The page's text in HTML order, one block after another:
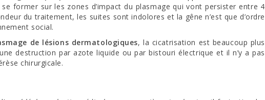
former sur les zones d’impact du plasmage qui vont persister entre 4
du traitement, les suites sont indolores et la gêne n’est que d’ordre
social.
de lésions dermatologiques, la cicatrisation est beaucoup plus
destruction par azote liquide ou par bistouri électrique et il n’y a pas
chirurgicale.